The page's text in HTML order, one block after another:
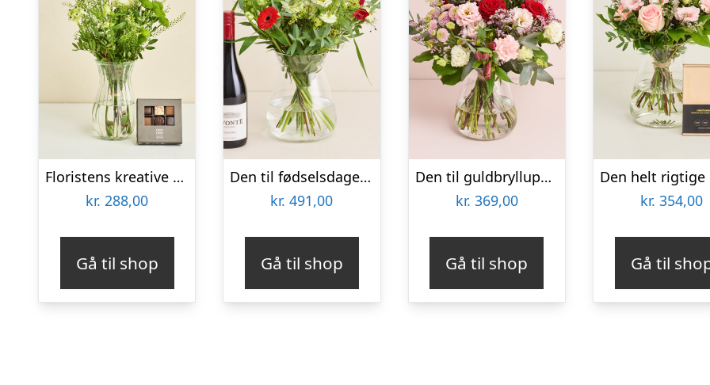
Floristens kreative buket i lyse nuancer med CHO CHO 9 stk.
kr. 288,00
Gå til shop
Den til fødselsdagen med Lavonte, Zinfandel
kr. 491,00
Gå til shop
Den til guldbrylluppet
kr. 369,00
Gå til shop
kr. 354,00
Gå til